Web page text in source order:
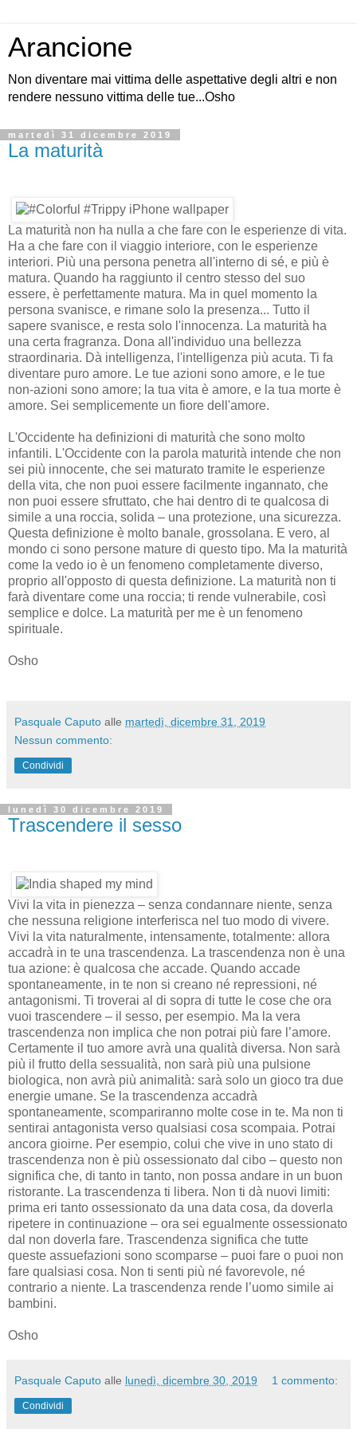
Arancione
Non diventare mai vittima delle aspettative degli altri e non
rendere nessuno vittima delle tue...Osho
martedì 31 dicembre 2019
La maturità
La maturità non ha nulla a che fare con le esperienze di vita.
Ha a che fare con il viaggio interiore, con le esperienze
interiori. Più una persona penetra all'interno di sé, e più è
matura. Quando ha raggiunto il centro stesso del suo
essere, è perfettamente matura. Ma in quel momento la
persona svanisce, e rimane solo la presenza... Tutto il
sapere svanisce, e resta solo l'innocenza. La maturità ha
una certa fragranza. Dona all'individuo una bellezza
straordinaria. Dà intelligenza, l'intelligenza più acuta. Ti fa
diventare puro amore. Le tue azioni sono amore, e le tue
non-azioni sono amore; la tua vita è amore, e la tua morte è
amore. Sei semplicemente un fiore dell'amore.
L'Occidente ha definizioni di maturità che sono molto
infantili. L'Occidente con la parola maturità intende che non
sei più innocente, che sei maturato tramite le esperienze
della vita, che non puoi essere facilmente ingannato, che
non puoi essere sfruttato, che hai dentro di te qualcosa di
simile a una roccia, solida – una protezione, una sicurezza.
Questa definizione è molto banale, grossolana. E vero, al
mondo ci sono persone mature di questo tipo. Ma la maturità
come la vedo io è un fenomeno completamente diverso,
proprio all'opposto di questa definizione. La maturità non ti
farà diventare come una roccia; ti rende vulnerabile, così
semplice e dolce. La maturità per me è un fenomeno
spirituale.
Osho
Pasquale Caputo alle martedì, dicembre 31, 2019
Nessun commento:
Condividi
lunedì 30 dicembre 2019
Trascendere il sesso
Vivi la vita in pienezza – senza condannare niente, senza
che nessuna religione interferisca nel tuo modo di vivere.
Vivi la vita naturalmente, intensamente, totalmente: allora
accadrà in te una trascendenza. La trascendenza non è una
tua azione: è qualcosa che accade. Quando accade
spontaneamente, in te non si creano né repressioni, né
antagonismi. Ti troverai al di sopra di tutte le cose che ora
vuoi trascendere – il sesso, per esempio. Ma la vera
trascendenza non implica che non potrai più fare l’amore.
Certamente il tuo amore avrà una qualità diversa. Non sarà
più il frutto della sessualità, non sarà più una pulsione
biologica, non avrà più animalità: sarà solo un gioco tra due
energie umane. Se la trascendenza accadrà
spontaneamente, scompariranno molte cose in te. Ma non ti
sentirai antagonista verso qualsiasi cosa scompaia. Potrai
ancora gioirne. Per esempio, colui che vive in uno stato di
trascendenza non è più ossessionato dal cibo – questo non
significa che, di tanto in tanto, non possa andare in un buon
ristorante. La trascendenza ti libera. Non ti dà nuovi limiti:
prima eri tanto ossessionato da una data cosa, da doverla
ripetere in continuazione – ora sei egualmente ossessionato
dal non doverla fare. Trascendenza significa che tutte
queste assuefazioni sono scomparse – puoi fare o puoi non
fare qualsiasi cosa. Non ti senti più né favorevole, né
contrario a niente. La trascendenza rende l’uomo simile ai
bambini.
Osho
Pasquale Caputo alle lunedì, dicembre 30, 2019 1 commento:
Condividi